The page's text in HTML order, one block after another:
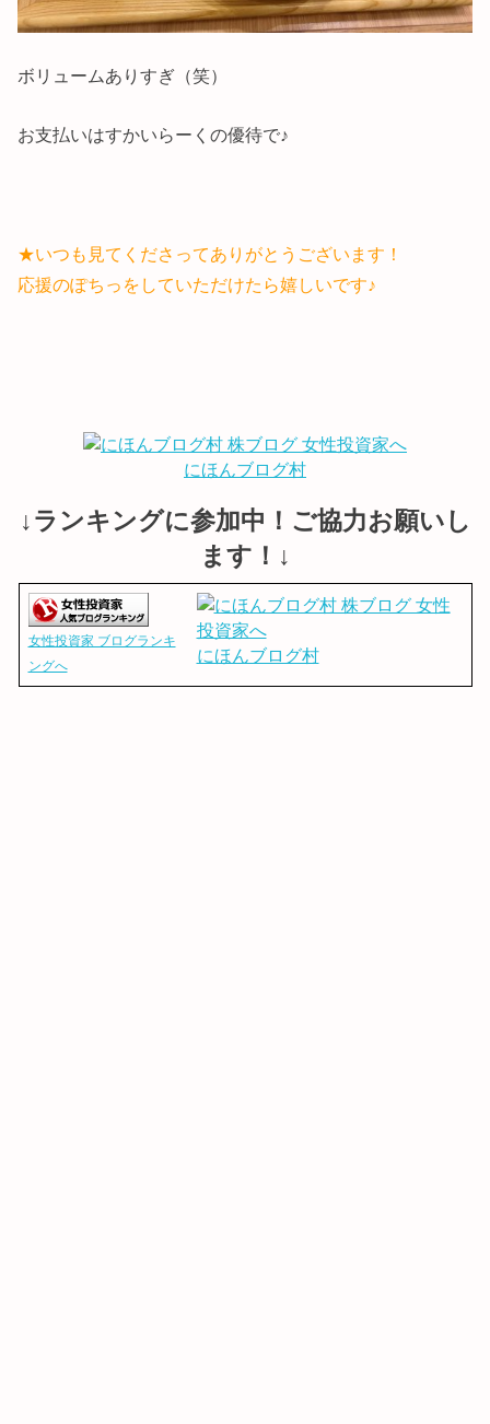
ボリュームありすぎ（笑）
お支払いはすかいらーくの優待で♪
★いつも見てくださってありがとうございます！
応援のぽちっをしていただけたら嬉しいです♪
にほんブログ村
↓ランキングに参加中！ご協力お願いし
ます！↓
女性投資家 ブログランキ
ングへ
にほんブログ村